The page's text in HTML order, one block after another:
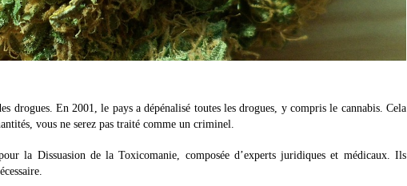
drogues. En 2001, le pays a dépénalisé toutes les drogues, y compris le cannabis. Cela
vous ne serez pas traité comme un criminel.
la Dissuasion de la Toxicomanie, composée d’experts juridiques et médicaux. Ils